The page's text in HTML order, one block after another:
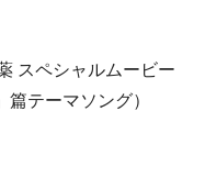
スペシャルムービー
テーマソング）